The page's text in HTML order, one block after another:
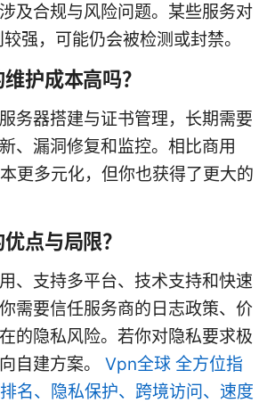
及合规与风险问题。某些服务对
强，可能仍会被检测或封禁。
护成本高吗？
务器搭建与证书管理，长期需要
、漏洞修复和监控。相比商用
更多元化，但你也获得了更大的
点与局限？
、支持多平台、技术支持和快速
需要信任服务商的日志政策、价
的隐私风险。若你对隐私要求极
自建方案。 Vpn全球 全方位指
名、隐私保护、跨境访问、速度